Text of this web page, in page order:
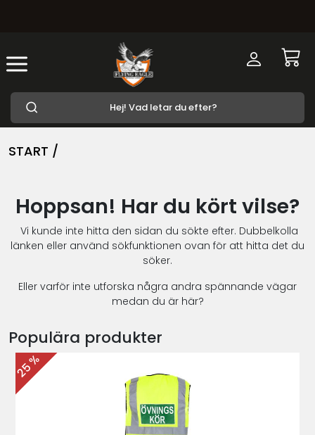
START /
Hoppsan! Har du kört vilse?
Vi kunde inte hitta den sidan du sökte efter. Dubbelkolla
länken eller använd sökfunktionen ovan för att hitta det du
söker.
Eller varför inte utforska några andra spännande vägar
medan du är här?
Populära produkter
25 %